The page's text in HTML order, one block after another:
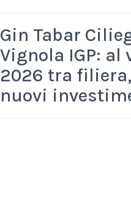
Gin Tabar
Vignola IGP:
2026 tra
nuovi